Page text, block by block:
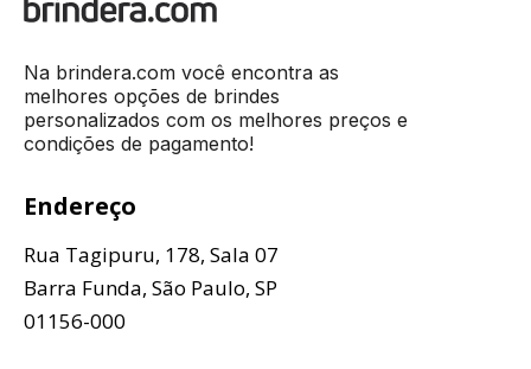
Na brindera.com você encontra as
melhores opções de brindes
personalizados com os melhores preços e
condições de pagamento!
Endereço
Rua Tagipuru, 178, Sala 07
Barra Funda, São Paulo, SP
01156-000